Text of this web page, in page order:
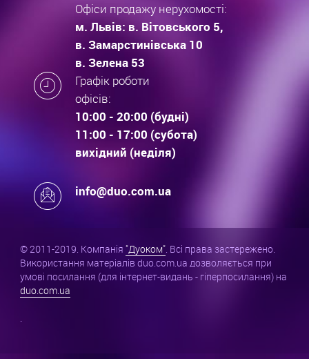
Офіси продажу нерухомості:
м. Львів: в. Вітовського 5,
в. Замарстинівська 10
в. Зелена 53
Графік роботи
офісів:
10:00 - 20:00 (будні)
11:00 - 17:00 (субота)
вихідний (неділя)
info@duo.com.ua
© 2011-2019. Компанія "Дуоком". Всі права застережено.
Використання матеріалів duo.com.ua дозволяється при
умові посилання (для інтернет-видань - гіперпосилання) на
duo.com.ua
.